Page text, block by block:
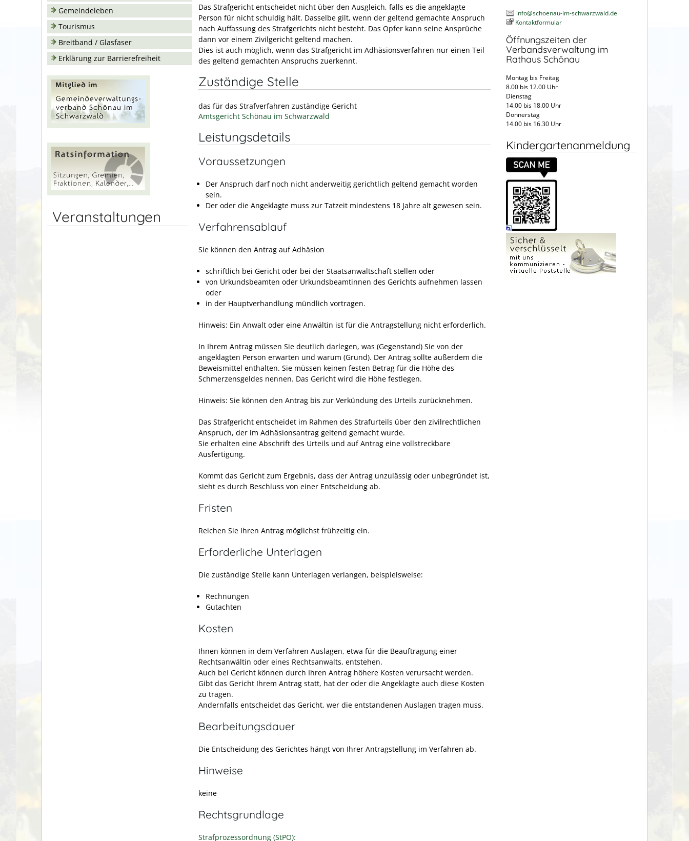
Gemeindeleben
Tourismus
Breitband / Glasfaser
Erklärung zur Barrierefreiheit
Veranstaltungen
Das Strafgericht entscheidet nicht über den Ausgleich, falls es die angeklagte
Person für nicht schuldig hält. Dasselbe gilt, wenn der geltend gemachte Anspruch
nach Auffassung des Strafgerichts nicht besteht. Das Opfer kann seine Ansprüche
dann vor einem Zivilgericht geltend machen.
Dies ist auch möglich, wenn das Strafgericht im Adhäsionsverfahren nur einen Teil
des geltend gemachten Anspruchs zuerkennt.
Zuständige Stelle
das für das Strafverfahren zuständige Gericht
Amtsgericht Schönau im Schwarzwald
Leistungsdetails
Voraussetzungen
Der Anspruch darf noch nicht anderweitig gerichtlich geltend gemacht worden
sein.
Der oder die Angeklagte muss zur Tatzeit mindestens 18 Jahre alt gewesen sein.
Verfahrensablauf
Sie können den Antrag auf Adhäsion
schriftlich bei Gericht oder bei der Staatsanwaltschaft stellen oder
von Urkundsbeamten oder Urkundsbeamtinnen des Gerichts aufnehmen lassen
oder
in der Hauptverhandlung mündlich vortragen.
Hinweis: Ein Anwalt oder eine Anwältin ist für die Antragstellung nicht erforderlich.
In Ihrem Antrag müssen Sie deutlich darlegen, was (Gegenstand) Sie von der
angeklagten Person erwarten und warum (Grund). Der Antrag sollte außerdem die
Beweismittel enthalten. Sie müssen keinen festen Betrag für die Höhe des
Schmerzensgeldes nennen. Das Gericht wird die Höhe festlegen.
Hinweis: Sie können den Antrag bis zur Verkündung des Urteils zurücknehmen.
Das Strafgericht entscheidet im Rahmen des Strafurteils über den zivilrechtlichen
Anspruch, der im Adhäsionsantrag geltend gemacht wurde.
Sie erhalten eine Abschrift des Urteils und auf Antrag eine vollstreckbare
Ausfertigung.
Kommt das Gericht zum Ergebnis, dass der Antrag unzulässig oder unbegründet ist,
sieht es durch Beschluss von einer Entscheidung ab.
Fristen
Reichen Sie Ihren Antrag möglichst frühzeitig ein.
Erforderliche Unterlagen
Die zuständige Stelle kann Unterlagen verlangen, beispielsweise:
Rechnungen
Gutachten
Kosten
Ihnen können in dem Verfahren Auslagen, etwa für die Beauftragung einer
Rechtsanwältin oder eines Rechtsanwalts, entstehen.
Auch bei Gericht können durch Ihren Antrag höhere Kosten verursacht werden.
Gibt das Gericht Ihrem Antrag statt, hat der oder die Angeklagte auch diese Kosten
zu tragen.
Andernfalls entscheidet das Gericht, wer die entstandenen Auslagen tragen muss.
Bearbeitungsdauer
Die Entscheidung des Gerichtes hängt von Ihrer Antragstellung im Verfahren ab.
Hinweise
keine
Rechtsgrundlage
Strafprozessordnung (StPO):
info@schoenau-im-schwarzwald.de
Kontaktformular
Öffnungszeiten der
Verbandsverwaltung im
Rathaus Schönau
Montag bis Freitag
8.00 bis 12.00 Uhr
Dienstag
14.00 bis 18.00 Uhr
Donnerstag
14.00 bis 16.30 Uhr
Kindergartenanmeldung